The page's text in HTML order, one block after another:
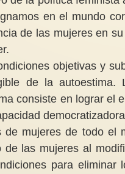
en el mundo
de las mujeres en
objetivas y
de la autoestima.
consiste en lograr el
mujeres de todo el
las mujeres al
para eliminar
sobre la
mujeres